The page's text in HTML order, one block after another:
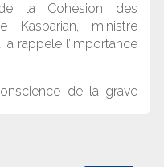
la Cohésion des
Kasbarian, ministre
rappelé l’importance
de la grave